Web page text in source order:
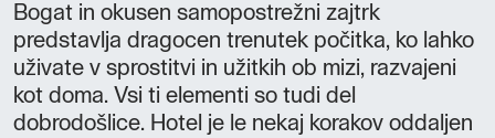
Bogat in okusen samopostrežni zajtrk
predstavlja dragocen trenutek počitka, ko lahko
uživate v sprostitvi in užitkih ob mizi, razvajeni
kot doma. Vsi ti elementi so tudi del
dobrodošlice. Hotel je le nekaj korakov oddaljen